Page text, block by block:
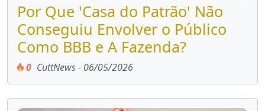
Por Que 'Casa do Patrão' Não
Conseguiu Envolver o Público
Como BBB e A Fazenda?
0 CuttNews- 06/05/2026